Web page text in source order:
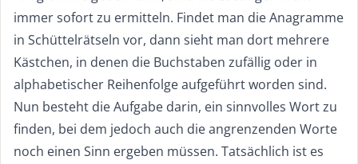
immer sofort zu ermitteln. Findet man die Anagramme
in Schüttelrätseln vor, dann sieht man dort mehrere
Kästchen, in denen die Buchstaben zufällig oder in
alphabetischer Reihenfolge aufgeführt worden sind.
Nun besteht die Aufgabe darin, ein sinnvolles Wort zu
finden, bei dem jedoch auch die angrenzenden Worte
noch einen Sinn ergeben müssen. Tatsächlich ist es